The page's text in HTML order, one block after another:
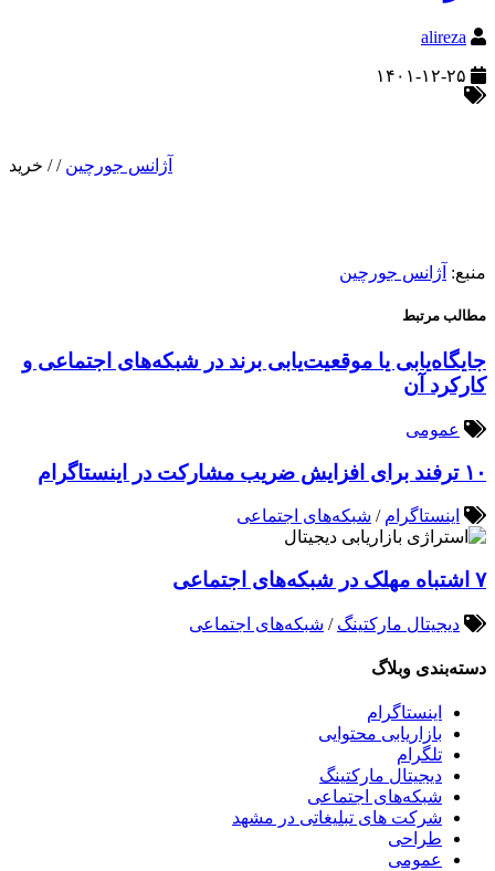
alireza
آژانس جورچین /
/ خرید
منبع: آژانس جورچین
مطالب مرتبط
جایگاه‌یابی یا موقعیت‌یابی برند در شبکه‌های اجتماعی و
کارکرد آن
عمومی
۱۰ ترفند برای افزایش ضریب مشارکت در اینستاگرام
اینستاگرام / شبکه‌های اجتماعی
۷ اشتباه مهلک در شبکه‌های اجتماعی
دیجیتال مارکتینگ / شبکه‌های اجتماعی
دسته‌بندی وبلاگ
اینستاگرام
بازاریابی محتوایی
تلگرام
دیجیتال مارکتینگ
شبکه‌های اجتماعی
شرکت های تبلیغاتی در مشهد
طراحی
عمومی